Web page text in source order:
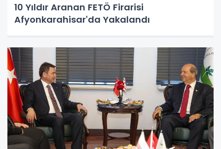
10 Yıldır Aranan FETÖ Firarisi
Afyonkarahisar'da Yakalandı